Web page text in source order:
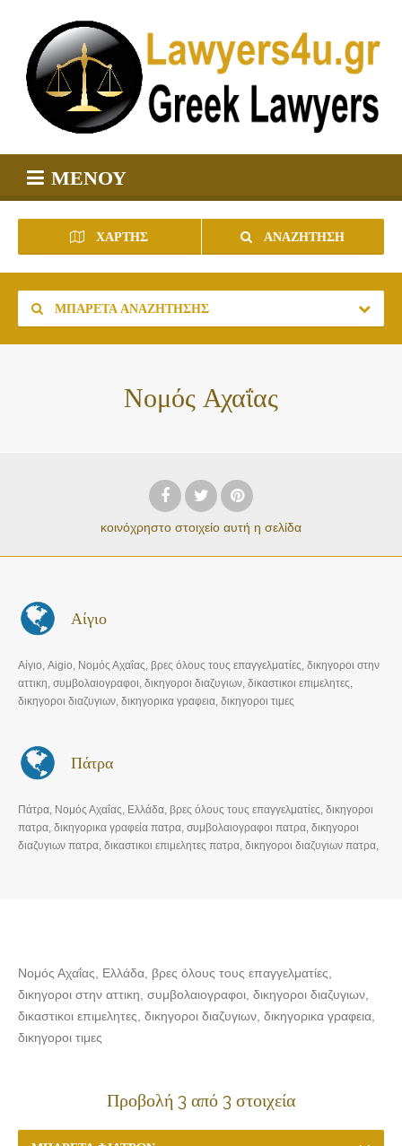
ΜΕΝΟΎ
ΧΆΡΤΗΣ ΑΝΑΖΉΤΗΣΗ
ΜΠΑΡΈΤΑ ΑΝΑΖΉΤΗΣΗΣ
Νομός Αχαΐας
κοινόχρηστο στοιχείο αυτή η σελίδα
Αίγιο
Αίγιο, Aigio, Νομός Αχαΐας, βρες όλους τους επαγγελματίες, δικηγοροι στην
αττικη, συμβολαιογραφοι, δικηγοροι διαζυγιων, δικαστικοι επιμελητες,
δικηγοροι διαζυγιων, δικηγορικα γραφεια, δικηγοροι τιμες
Πάτρα
Πάτρα, Νομός Αχαΐας, Ελλάδα, βρες όλους τους επαγγελματίες, δικηγοροι
πατρα, δικηγορικα γραφεία πατρα, συμβολαιογραφοι πατρα, δικηγοροι
διαζυγιων πατρα, δικαστικοι επιμελητες πατρα, δικηγοροι διαζυγιων πατρα,
Νομός Αχαΐας, Ελλάδα, βρες όλους τους επαγγελματίες,
δικηγοροι στην αττικη, συμβολαιογραφοι, δικηγοροι διαζυγιων,
δικαστικοι επιμελητες, δικηγοροι διαζυγιων, δικηγορικα γραφεια,
δικηγοροι τιμες
Προβολή 3 από 3 στοιχεία